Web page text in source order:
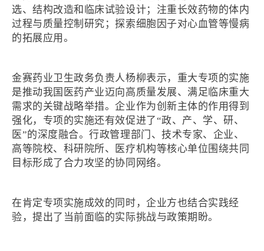
选、结构改造和临床试验设计；注重长效药物的体内
过程与质量控制研究；探索细胞因子对心血管等慢病
的拓展应用。
金赛药业卫生政务负责人杨柳表示，重大专项的实施
是推动我国医药产业迈向高质量发展、满足临床重大
需求的关键战略举措。企业作为创新主体的作用得到
强化，专项的实施还有效促进了“政、产、学、研、
医”的深度融合。行政管理部门、技术专家、企业、
高等院校、科研院所、医疗机构等核心单位围绕共同
目标形成了合力攻坚的协同网络。
在肯定专项实施成效的同时，企业方也结合实践经
验，提出了当前面临的实际挑战与政策期盼。